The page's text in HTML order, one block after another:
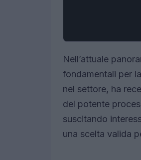
Nell’attuale
fondamentali per la
nel settore, ha
del potente
suscitando
una scelta valida